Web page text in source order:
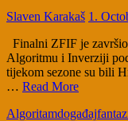
Slaven Karakaš 1.
Finalni ZFIF je
Algoritmu i Inverziji
tijekom sezone su bili
… Read More
Algoritamdogađaj